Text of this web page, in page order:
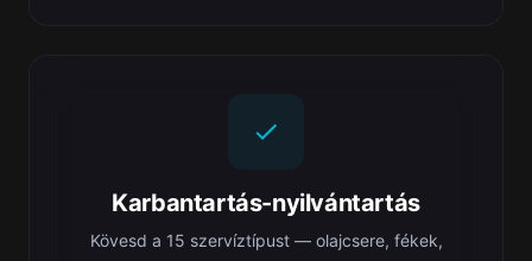
Karbantartás-nyilvántartás
Kövesd a 15 szervíztípust — olajcsere, fékek,